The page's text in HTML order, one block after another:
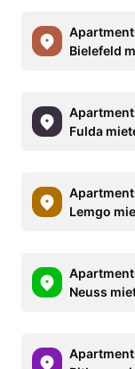
Bielefeld
Fulda
Lemgo
Neuss